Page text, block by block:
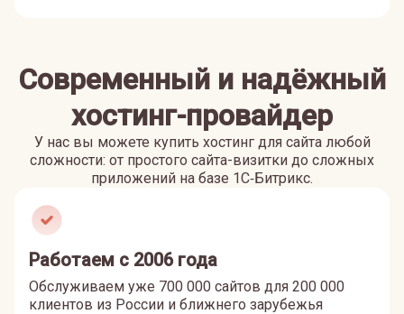
Современный и надёжный
хостинг-провайдер
У нас вы можете купить хостинг для сайта любой
сложности: от простого сайта-визитки до сложных
приложений на базе 1С‑Битрикс.
Работаем с 2006 года
Обслуживаем уже 700 000 сайтов для 200 000
клиентов из России и ближнего зарубежья